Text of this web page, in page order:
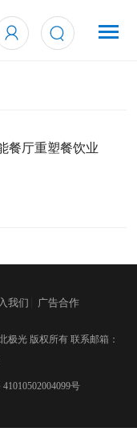
技”加持 智能餐厅重塑餐饮业
我们 广告合作
极光 版权所有 联系邮箱：
号